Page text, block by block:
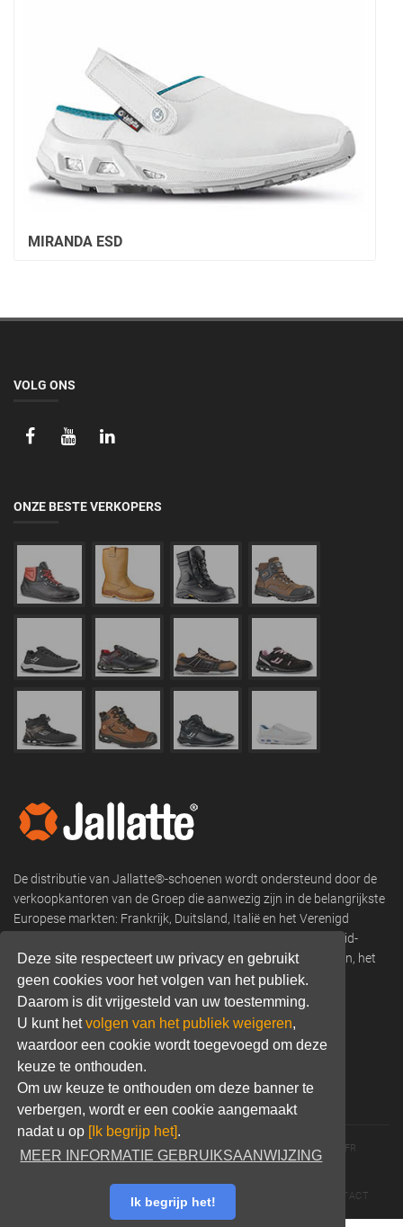
Deze site respecteert uw privacy en gebruikt
geen cookies voor het volgen van het publiek.
Daarom is dit vrijgesteld van uw toestemming.
U kunt hetvolgen van het publiek weigeren,
waardoor een cookie wordt toegevoegd om deze
keuze te onthouden.
Om uw keuze te onthouden om deze banner te
verbergen, wordt er een cookie aangemaakt
nadat u op [Ik begrijp het].
MEER INFORMATIE GEBRUIKSAANWIJZING
Ik begrijp het!
MIRANDA ESD
VOLG ONS
ONZE BESTE VERKOPERS
De distributie van Jallatte®-schoenen wordt ondersteund door de
verkoopkantoren van de Groep die aanwezig zijn in de belangrijkste
Europese markten: Frankrijk, Duitsland, Italië en het Verenigd
Koninkrijk, en verkoopnetwerken in Scandinavië, Oost- en Zuid-
Europa, Afrika, Franse overzeese departementen en gebieden, het
Midden-Oosten, Noord- en Zuid-Amerika, Azië en Oceanië.
Phone: +33 (0) 466 806 300
Email:commercial@jallatte.fr
Website:www.jallatte.fr
© 2026 JALLATTE - ALL RIGHTS RESERVEDWWW.JALLATTE.FR
POLITIQUE DE CONFIDENTIALITÉ
CONTACT